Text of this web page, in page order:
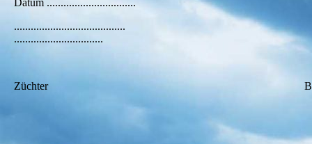
Datum ................................
........................................
................................
Züchter